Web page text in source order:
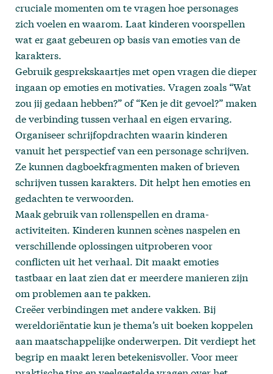
cruciale momenten om te vragen hoe personages
zich voelen en waarom. Laat kinderen voorspellen
wat er gaat gebeuren op basis van emoties van de
karakters.
Gebruik gesprekskaartjes met open vragen die dieper
ingaan op emoties en motivaties. Vragen zoals “Wat
zou jij gedaan hebben?” of “Ken je dit gevoel?” maken
de verbinding tussen verhaal en eigen ervaring.
Organiseer schrijfopdrachten waarin kinderen
vanuit het perspectief van een personage schrijven.
Ze kunnen dagboekfragmenten maken of brieven
schrijven tussen karakters. Dit helpt hen emoties en
gedachten te verwoorden.
Maak gebruik van rollenspellen en drama-
activiteiten. Kinderen kunnen scènes naspelen en
verschillende oplossingen uitproberen voor
conflicten uit het verhaal. Dit maakt emoties
tastbaar en laat zien dat er meerdere manieren zijn
om problemen aan te pakken.
Creëer verbindingen met andere vakken. Bij
wereldoriëntatie kun je thema’s uit boeken koppelen
aan maatschappelijke onderwerpen. Dit verdiept het
begrip en maakt leren betekenisvoller. Voor meer